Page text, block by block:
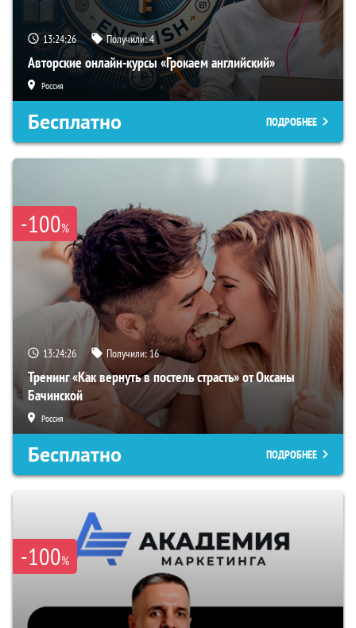
13:24:25 Получили:4
Авторские онлайн-курсы «Грокаем английский»
Россия
Бесплатно ПОДРОБНЕЕ
-100%
13:24:25 Получили:16
Тренинг «Как вернуть в постель страсть» от Оксаны
Бачинской
Россия
Бесплатно ПОДРОБНЕЕ
-100%